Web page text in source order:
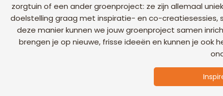
zorgtuin of een ander groenproject: ze zijn allemaal
doelstelling graag met inspiratie- en co-creatiesessies,
deze manier kunnen we jouw groenproject samen
brengen je op nieuwe, frisse ideeën en kunnen je